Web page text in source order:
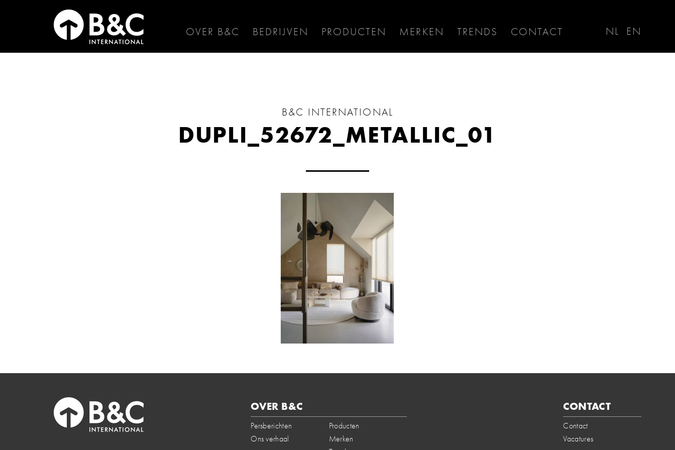
OVER B&C BEDRIJVEN PRODUCTEN MERKEN TRENDS CONTACT NL EN
B&C INTERNATIONAL
DUPLI_52672_METALLIC_01
OVER B&C
Persberichten
Ons verhaal
Producten
Merken
CONTACT
Contact
Vacatures